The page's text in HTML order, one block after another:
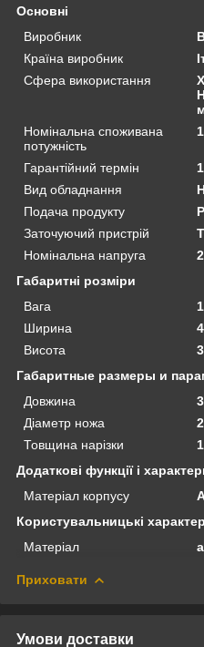
Основні
Виробник
Країна виробник
Сфера використання
Номінальна споживана
потужність
Гарантійний термін
Вид обладнання
Подача продукту
Заточуючий пристрій
Номінальна напруга
Габаритні розміри
Вага
Ширина
Висота
Габаритные размеры и
Довжина
Діаметр ножа
Товщина нарізки
Додаткові функції і
Матеріал корпусу
Користувальницькі
Матеріал
Приховати
Умови доставки